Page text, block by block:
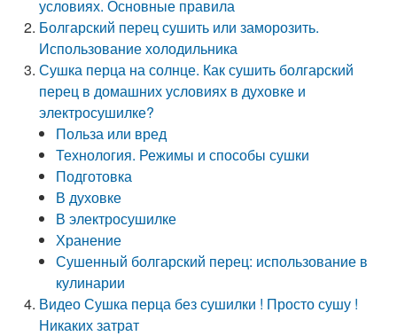
условиях. Основные правила
Болгарский перец сушить или заморозить.
Использование холодильника
Сушка перца на солнце. Как сушить болгарский
перец в домашних условиях в духовке и
электросушилке?
Польза или вред
Технология. Режимы и способы сушки
Подготовка
В духовке
В электросушилке
Хранение
Сушенный болгарский перец: использование в
кулинарии
Видео Сушка перца без сушилки ! Просто сушу !
Никаких затрат